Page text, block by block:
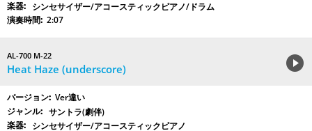
シンセサイザー/アコースティックピアノ/ドラム
2:07
AL-700 M-22
Heat Haze (underscore)
Ver違い
サントラ(劇伴)
シンセサイザー/アコースティックピアノ